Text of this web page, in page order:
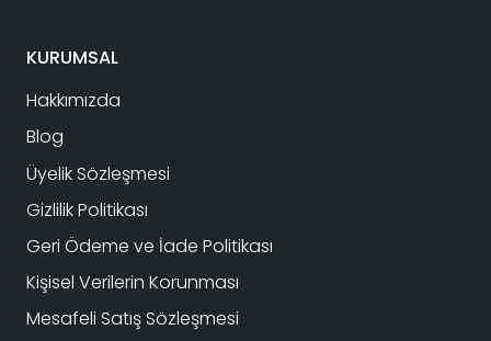
KURUMSAL
Hakkımızda
Blog
Üyelik Sözleşmesi
Gizlilik Politikası
Geri Ödeme ve İade Politikası
Kişisel Verilerin Korunması
Mesafeli Satış Sözleşmesi